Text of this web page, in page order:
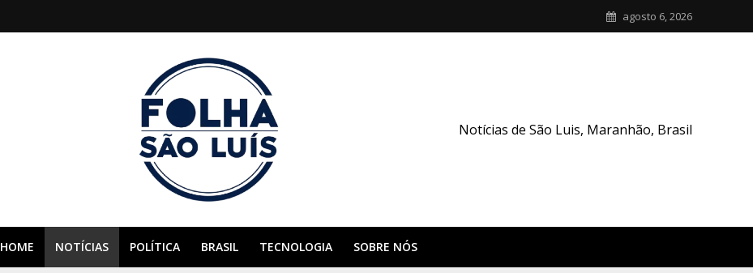
agosto 6, 2026
Notícias de São Luis, Maranhão, Brasil
HOME NOTÍCIAS POLÍTICA BRASIL TECNOLOGIA SOBRE NÓS